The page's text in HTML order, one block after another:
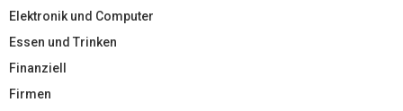
Elektronik und Computer
Essen und Trinken
Finanziell
Firmen